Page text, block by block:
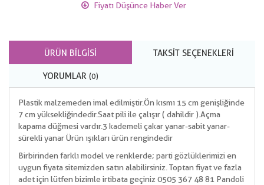
Fiyatı Düşünce Haber Ver
ÜRÜN BILGISI TAKSIT SEÇENEKLERI
YORUMLAR (0)
Plastik malzemeden imal edilmiştir.Ön kısmı 15 cm genişliğinde
7 cm yüksekliğindedir.Saat pili ile çalışır ( dahildir ).Açma
kapama düğmesi vardır.3 kademeli çakar yanar-sabit yanar-
sürekli yanar Ürün ışıkları ürün rengindedir
Birbirinden farklı model ve renklerde; parti gözlüklerimizi en
uygun fiyata sitemizden satın alabilirsiniz. Toptan fiyat ve fazla
adet için lütfen bizimle irtibata geçiniz 0505 367 48 81 Pandoli